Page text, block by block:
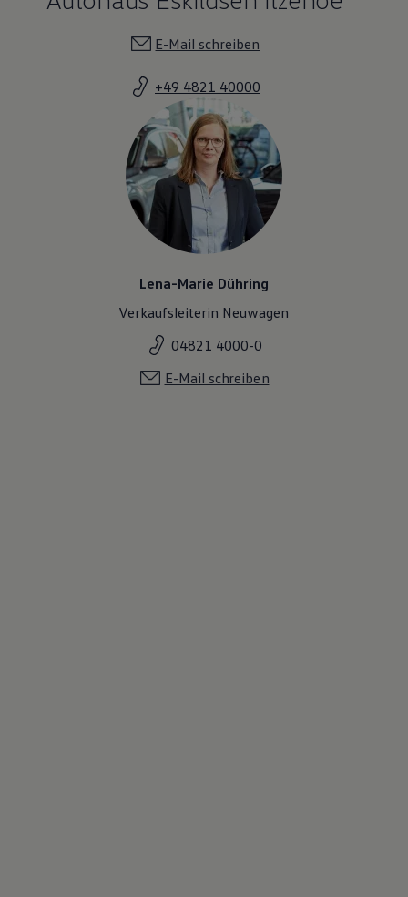
E-Mail schreiben
+49 4821 40000
Lena-Marie Dühring
Verkaufsleiterin Neuwagen
04821 4000-0
E-Mail schreiben